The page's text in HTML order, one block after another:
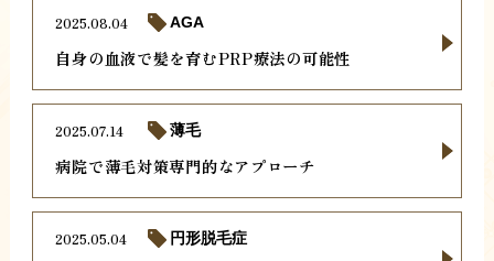
自身の血液で髪を育むPRP療法の可能性
2025.08.04 AGA
病院で薄毛対策専門的なアプローチ
2025.07.14 薄毛
2025.05.04 円形脱毛症